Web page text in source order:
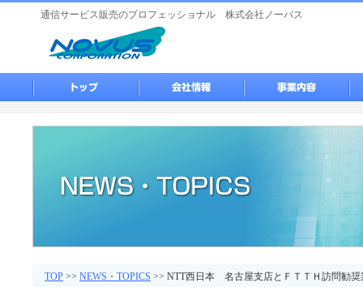
通信サービス販売のプロフェッショナル 株式会社ノーバス
TOP >> NEWS・TOPICS >> NTT西日本 名古屋支店とＦＴＴＨ訪問勧奨